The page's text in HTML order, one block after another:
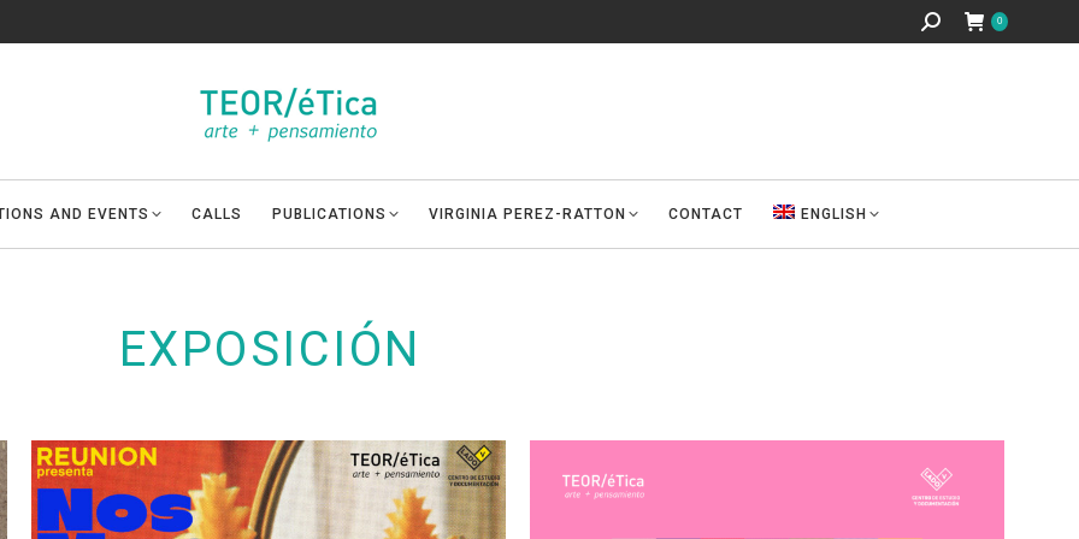
Search: 0
AND EVENTS CALLS PUBLICATIONS VIRGINIA PEREZ-RATTON CONTACT ENGLISH
EXPOSICIÓN